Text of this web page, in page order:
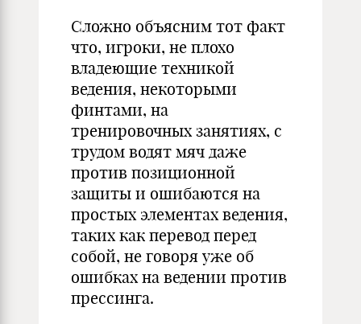
Сложно объясним тот факт
что, игроки, не плохо
владеющие техникой
ведения, некоторыми
финтами, на
тренировочных занятиях, с
трудом водят мяч даже
против позиционной
защиты и ошибаются на
простых элементах ведения,
таких как перевод перед
собой, не говоря уже об
ошибках на ведении против
прессинга.